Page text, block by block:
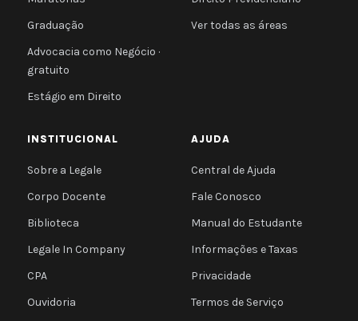
Graduação
Advocacia como Negócio ·
gratuito
Estágio em Direito
Ver todas as áreas
INSTITUCIONAL
Sobre a Legale
Corpo Docente
Biblioteca
Legale In Company
CPA
Ouvidoria
AJUDA
Central de Ajuda
Fale Conosco
Manual do Estudante
Informações e Taxas
Privacidade
Termos de Serviço